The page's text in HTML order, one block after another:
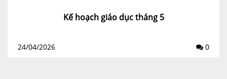
Kế hoạch giáo dục tháng 5
24/04/2026 0